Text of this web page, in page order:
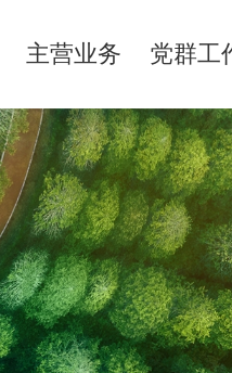
主营业务 党群工